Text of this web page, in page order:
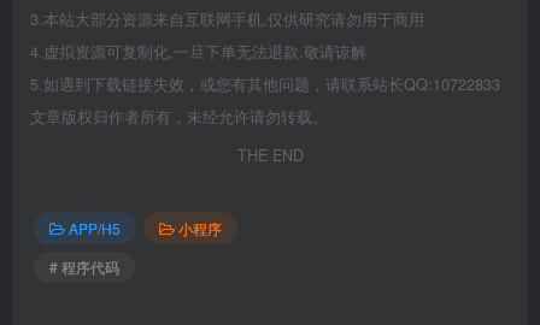
3.本站大部分资源来自互联网手机,仅供研究请勿用于商用
4.虚拟资源可复制化,一旦下单无法退款,敬请谅解
5.如遇到下载链接失效，或您有其他问题，请联系站长QQ:10722833
文章版权归作者所有，未经允许请勿转载。
THE END
APP/H5
小程序
# 程序代码